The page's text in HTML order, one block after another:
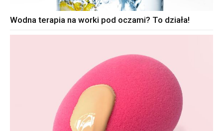
Wodna terapia na worki pod oczami? To działa!